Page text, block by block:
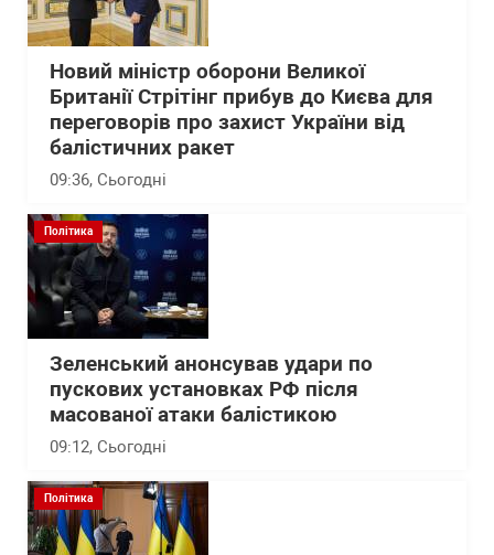
Новий міністр оборони Великої
Британії Стрітінг прибув до Києва для
переговорів про захист України від
балістичних ракет
09:36, Сьогодні
Політика
Зеленський анонсував удари по
пускових установках РФ після
масованої атаки балістикою
09:12, Сьогодні
Політика